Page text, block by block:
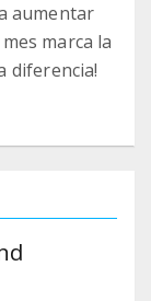
aumentar
marca la
diferencia!